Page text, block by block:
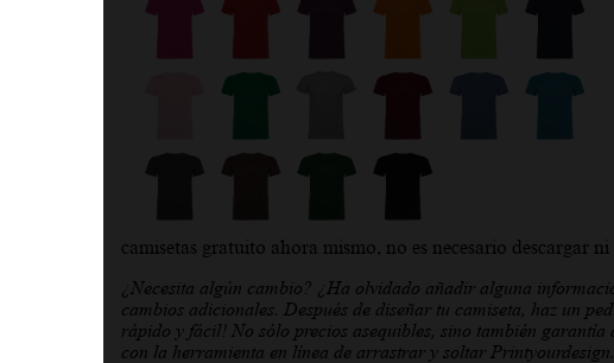
camisetas gratuito ahora mismo, no es necesario descargar
¿Necesita algún cambio? ¿Ha olvidado añadir alguna
cambios adicionales. Después de diseñar tu camiseta, haz un
rápido y fácil! No sólo precios asequibles, sino también
con la herramienta en línea de arrastrar y soltar